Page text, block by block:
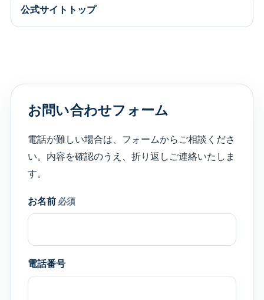
公式サイトトップ
お問い合わせフォーム
電話が難しい場合は、フォームからご相談くださ
い。内容を確認のうえ、折り返しご連絡いたしま
す。
お名前 必須
電話番号